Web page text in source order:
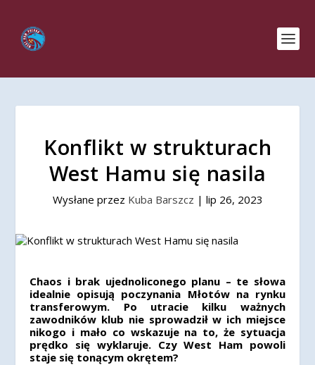
Konflikt w strukturach
West Hamu się nasila
Wysłane przez Kuba Barszcz | lip 26, 2023
Chaos i brak ujednoliconego planu – te słowa
idealnie opisują poczynania Młotów na rynku
transferowym. Po utracie kilku ważnych
zawodników klub nie sprowadził w ich miejsce
nikogo i mało co wskazuje na to, że sytuacja
prędko się wyklaruje. Czy West Ham powoli
staje się tonącym okrętem?